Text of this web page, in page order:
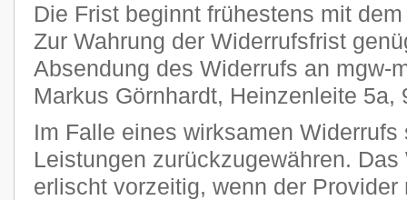
Die Frist beginnt frühestens mit
Zur Wahrung der Widerrufsfrist
Absendung des Widerrufs an mgw-
Markus Görnhardt, Heinzenleite 5a,
Im Falle eines wirksamen
Leistungen zurückzugewähren.
erlischt vorzeitig, wenn der